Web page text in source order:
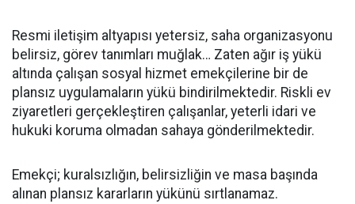
Resmi iletişim altyapısı yetersiz, saha organizasyonu
belirsiz, görev tanımları muğlak… Zaten ağır iş yükü
altında çalışan sosyal hizmet emekçilerine bir de
plansız uygulamaların yükü bindirilmektedir. Riskli ev
ziyaretleri gerçekleştiren çalışanlar, yeterli idari ve
hukuki koruma olmadan sahaya gönderilmektedir.
Emekçi; kuralsızlığın, belirsizliğin ve masa başında
alınan plansız kararların yükünü sırtlanamaz.